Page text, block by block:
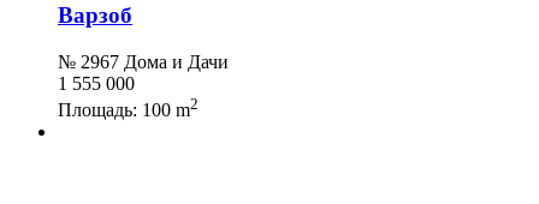
Варзоб
№ 2967 Дома и Дачи
1 555 000
Площадь: 100 m2